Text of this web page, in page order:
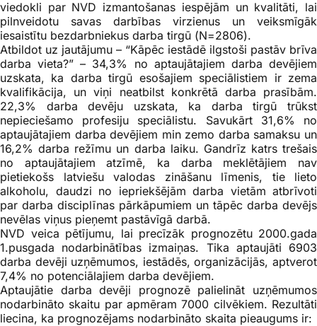
viedokli par NVD izmantošanas iespējām un kvalitāti, lai
pilnveidotu savas darbības virzienus un veiksmīgāk
iesaistītu bezdarbniekus darba tirgū (N=2806).
Atbildot uz jautājumu – “Kāpēc iestādē ilgstoši pastāv brīva
darba vieta?” – 34,3% no aptaujātajiem darba devējiem
uzskata, ka darba tirgū esošajiem speciālistiem ir zema
kvalifikācija, un viņi neatbilst konkrētā darba prasībām.
22,3% darba devēju uzskata, ka darba tirgū trūkst
nepieciešamo profesiju speciālistu. Savukārt 31,6% no
aptaujātajiem darba devējiem min zemo darba samaksu un
16,2% darba režīmu un darba laiku. Gandrīz katrs trešais
no aptaujātajiem atzīmē, ka darba meklētājiem nav
pietiekošs latviešu valodas zināšanu līmenis, tie lieto
alkoholu, daudzi no iepriekšējām darba vietām atbrīvoti
par darba disciplīnas pārkāpumiem un tāpēc darba devējs
nevēlas viņus pieņemt pastāvīgā darbā.
NVD veica pētījumu, lai precīzāk prognozētu 2000.gada
1.pusgada nodarbinātības izmaiņas. Tika aptaujāti 6903
darba devēji uzņēmumos, iestādēs, organizācijās, aptverot
7,4% no potenciālajiem darba devējiem.
Aptaujātie darba devēji prognozē palielināt uzņēmumos
nodarbināto skaitu par apmēram 7000 cilvēkiem. Rezultāti
liecina, ka prognozējams nodarbināto skaita pieaugums ir: